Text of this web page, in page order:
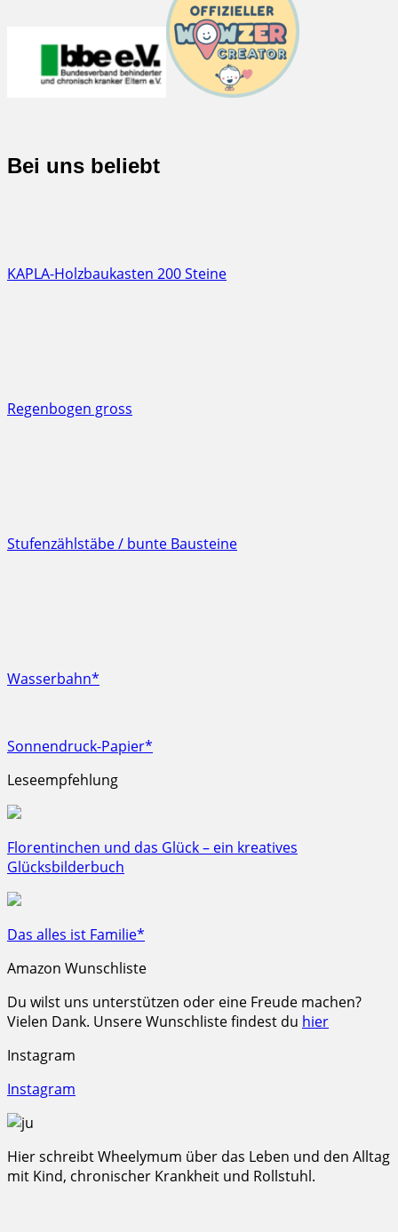
Bei uns beliebt
KAPLA-Holzbaukasten 200 Steine
Regenbogen gross
Stufenzählstäbe / bunte Bausteine
Wasserbahn*
Sonnendruck-Papier*
Leseempfehlung
Florentinchen und das Glück – ein kreatives
Glücksbilderbuch
Das alles ist Familie*
Amazon Wunschliste
Du wilst uns unterstützen oder eine Freude machen?
Vielen Dank. Unsere Wunschliste findest du hier
Instagram
Instagram
Hier schreibt Wheelymum über das Leben und den Alltag
mit Kind, chronischer Krankheit und Rollstuhl.